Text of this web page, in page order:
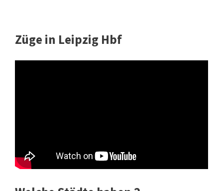
Züge in Leipzig Hbf